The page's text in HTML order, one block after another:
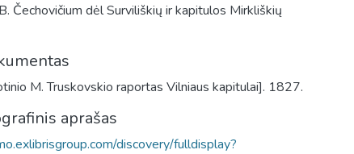
Čechovičium dėl Surviliškių ir kapitulos Mirkliškių
M. Truskovskio raportas Vilniaus kapitulai]. 1827.
aprašas
discovery/fulldisplay?